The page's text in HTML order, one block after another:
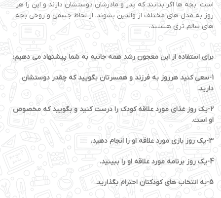
است. بچه ها اگر بدانند که پدر و مادرشان دوستشان دارند و این را هر
روز به مدل های مختلف از والدین بشوند، از لحاظ جسمی و روحی بچه
های سالم تری هستند.
برای استفاده از این معجون رشد همه جانبه به شما پیشنهاد می دهیم:
1-سعی کنید هرروز به فرزند و همسرتان بگویید که چقدر دوستشان
دارید.
2-یک روز غذای مورد علاقه کودک را درست کنید و بگویید که مخصوص
او است.
3-یک روز بازی مورد علاقه او را انجام دهید.
4-یک روز برنامه مورد علاقه او را ببینید.
5-به انتخاب های کودکتان احترام بگذارید.